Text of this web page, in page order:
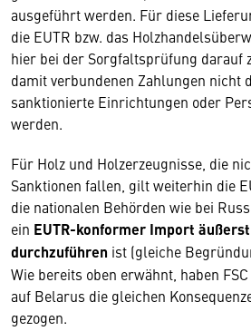
ausgeführt werden. Für diese
die EUTR bzw. das
hier bei der Sorgfaltsprüfung darauf
damit verbundenen Zahlungen
sanktionierte Einrichtungen oder
werden.
Für Holz und Holzerzeugnisse, die
Sanktionen fallen, gilt weiterhin die
die nationalen Behörden wie bei
ein EUTR-konformer Import
durchzuführen ist (gleiche
Wie bereits oben erwähnt, haben
auf Belarus die gleichen
gezogen.